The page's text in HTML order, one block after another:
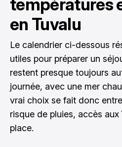
en Tuvalu
Le calendrier ci-dessous
utiles pour préparer un
restent presque toujours
journée, avec une mer
vrai choix se fait donc
risque de pluies, accès
place.